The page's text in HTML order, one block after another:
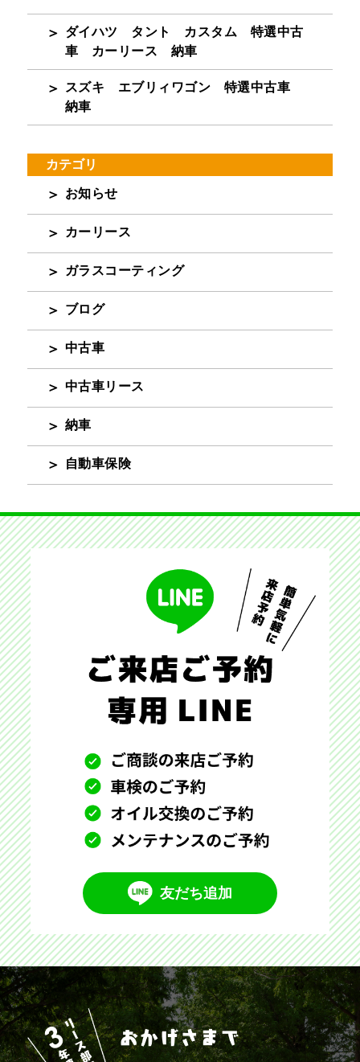
ダイハツ タント カスタム 特選中古
車 カーリース 納車
スズキ エブリィワゴン 特選中古車
納車
カテゴリ
お知らせ
カーリース
ガラスコーティング
ブログ
中古車
中古車リース
納車
自動車保険
友だち追加